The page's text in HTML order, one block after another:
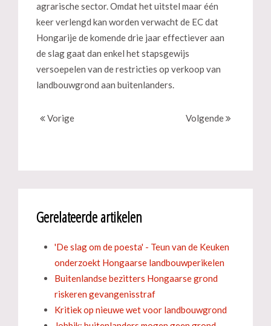
agrarische sector. Omdat het uitstel maar één
keer verlengd kan worden verwacht de EC dat
Hongarije de komende drie jaar effectiever aan
de slag gaat dan enkel het stapsgewijs
versoepelen van de restricties op verkoop van
landbouwgrond aan buitenlanders.
Vorige Volgende
Gerelateerde artikelen
'De slag om de poesta' - Teun van de Keuken
onderzoekt Hongaarse landbouwperikelen
Buitenlandse bezitters Hongaarse grond
riskeren gevangenisstraf
Kritiek op nieuwe wet voor landbouwgrond